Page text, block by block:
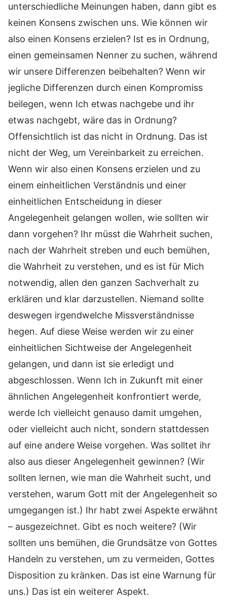
unterschiedliche Meinungen haben, dann gibt es
keinen Konsens zwischen uns. Wie können wir
also einen Konsens erzielen? Ist es in Ordnung,
einen gemeinsamen Nenner zu suchen, während
wir unsere Differenzen beibehalten? Wenn wir
jegliche Differenzen durch einen Kompromiss
beilegen, wenn Ich etwas nachgebe und ihr
etwas nachgebt, wäre das in Ordnung?
Offensichtlich ist das nicht in Ordnung. Das ist
nicht der Weg, um Vereinbarkeit zu erreichen.
Wenn wir also einen Konsens erzielen und zu
einem einheitlichen Verständnis und einer
einheitlichen Entscheidung in dieser
Angelegenheit gelangen wollen, wie sollten wir
dann vorgehen? Ihr müsst die Wahrheit suchen,
nach der Wahrheit streben und euch bemühen,
die Wahrheit zu verstehen, und es ist für Mich
notwendig, allen den ganzen Sachverhalt zu
erklären und klar darzustellen. Niemand sollte
deswegen irgendwelche Missverständnisse
hegen. Auf diese Weise werden wir zu einer
einheitlichen Sichtweise der Angelegenheit
gelangen, und dann ist sie erledigt und
abgeschlossen. Wenn Ich in Zukunft mit einer
ähnlichen Angelegenheit konfrontiert werde,
werde Ich vielleicht genauso damit umgehen,
oder vielleicht auch nicht, sondern stattdessen
auf eine andere Weise vorgehen. Was solltet ihr
also aus dieser Angelegenheit gewinnen? (Wir
sollten lernen, wie man die Wahrheit sucht, und
verstehen, warum Gott mit der Angelegenheit so
umgegangen ist.) Ihr habt zwei Aspekte erwähnt
– ausgezeichnet. Gibt es noch weitere? (Wir
sollten uns bemühen, die Grundsätze von Gottes
Handeln zu verstehen, um zu vermeiden, Gottes
Disposition zu kränken. Das ist eine Warnung für
uns.) Das ist ein weiterer Aspekt.